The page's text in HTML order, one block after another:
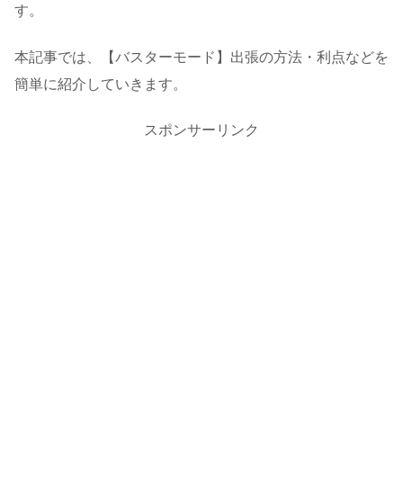
す。
本記事では、【バスターモード】出張の方法・利点などを
簡単に紹介していきます。
スポンサーリンク